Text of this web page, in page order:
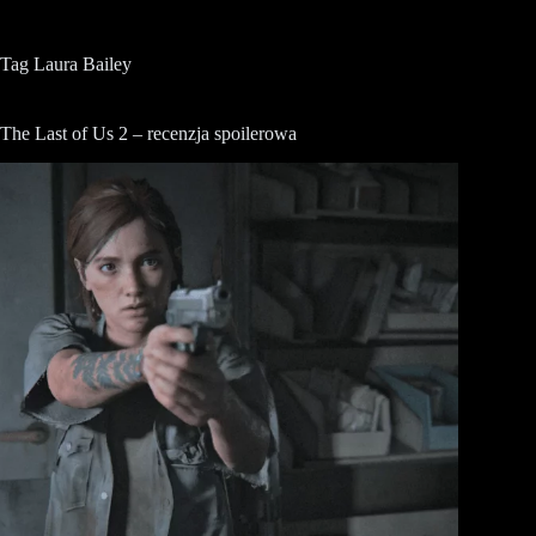
Tag Laura Bailey
The Last of Us 2 – recenzja spoilerowa